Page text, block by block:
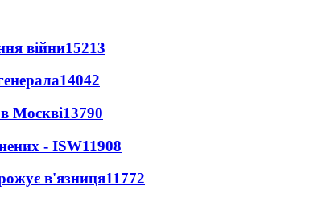
війни15213
14042
Москві13790
- ISW11908
в'язниця11772